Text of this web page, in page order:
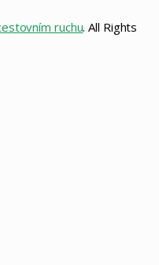
ruchu. All Rights